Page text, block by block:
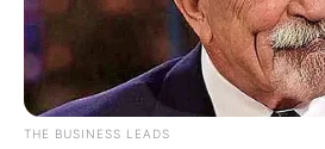
Frankenjura bezeichnet wird. Es
höheren Lagen als auch in den
viele Sehenswürdigkeiten und
Hotels Weißenburg in der
THE BUSINESS LEADS